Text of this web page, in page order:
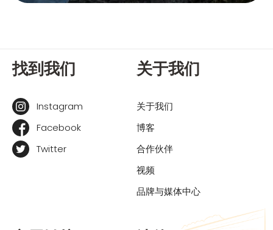
找到我们
Instagram
Facebook
Twitter
关于我们
关于我们
博客
合作伙伴
视频
品牌与媒体中心